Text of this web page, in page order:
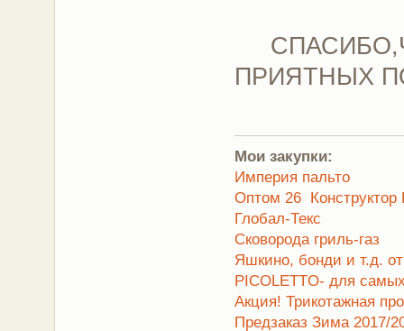
ПРИЯТНЫХ
Мои закупки:
Империя пальто
Оптом 26 Конструктор
Глобал-Текс
Сковорода гриль-газ
Яшкино, бонди и т.д.
PICOLETTO- для
Акция! Трикотажная
Предзаказ Зима 2017/